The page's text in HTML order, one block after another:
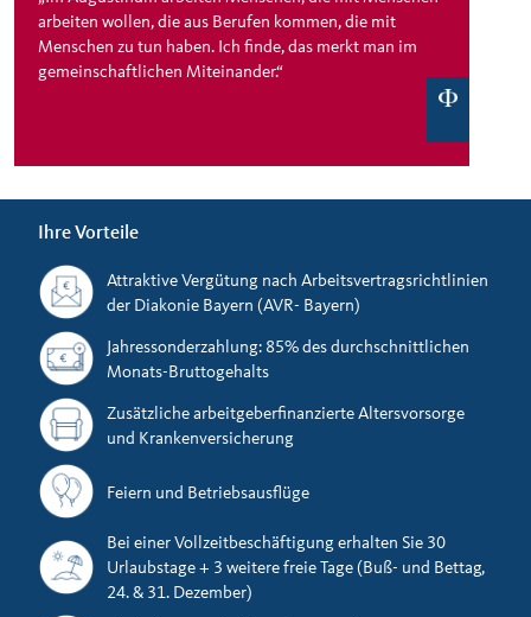
arbeiten wollen, die aus Berufen kommen, die mit
Menschen zu tun haben. Ich finde, das merkt man im
gemeinschaftlichen Miteinander.“
Ihre Vorteile
Attraktive Vergütung nach Arbeitsvertragsrichtlinien
der Diakonie Bayern (AVR- Bayern)
Jahressonderzahlung: 85% des durchschnittlichen
Monats-Bruttogehalts
Zusätzliche arbeitgeberfinanzierte Altersvorsorge
und Krankenversicherung
Feiern und Betriebsausflüge
Bei einer Vollzeitbeschäftigung erhalten Sie 30
Urlaubstage + 3 weitere freie Tage (Buß- und Bettag,
24. & 31. Dezember)